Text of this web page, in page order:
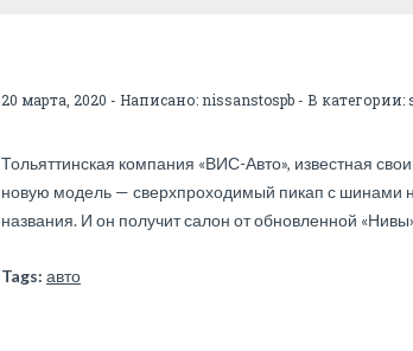
20 марта, 2020 - Написано: nissanstospb - В категории:
Тольяттинская компания «ВИС-Авто», известная
новую модель — сверхпроходимый пикап с шинами
названия. И он получит салон от обновленной
Tags: авто